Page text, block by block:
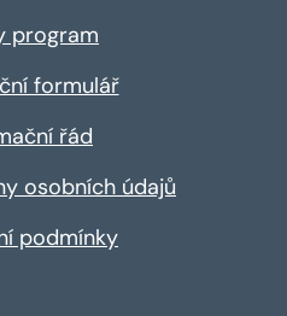
program
formulář
řád
osobních údajů
podmínky